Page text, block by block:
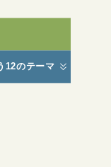
12のテーマ